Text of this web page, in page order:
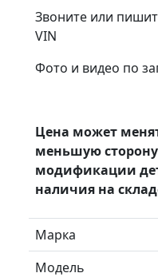
Звоните или
VIN
Фото и видео по
Цена может
меньшую
модификации
наличия на
Марка
Модель